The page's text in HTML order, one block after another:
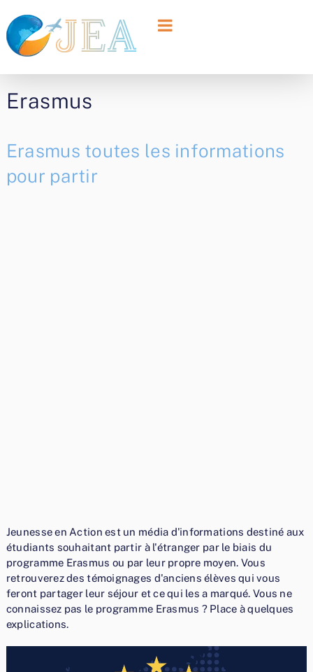
Erasmus
Erasmus toutes les informations
pour partir
Jeunesse en Action est un média d'informations destiné aux
étudiants souhaitant partir à l'étranger par le biais du
programme Erasmus ou par leur propre moyen. Vous
retrouverez des témoignages d'anciens élèves qui vous
feront partager leur séjour et ce qui les a marqué. Vous ne
connaissez pas le programme Erasmus ? Place à quelques
explications.